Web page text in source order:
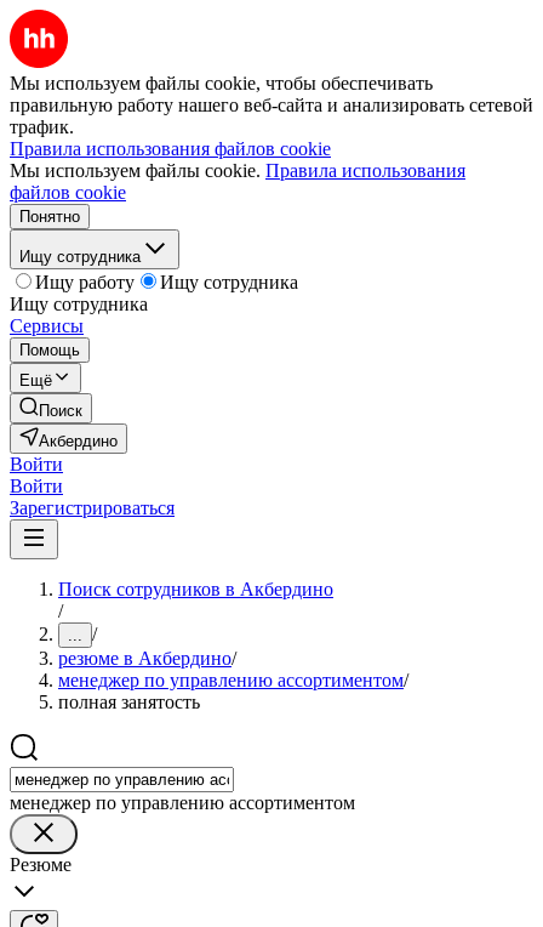
Мы используем файлы cookie, чтобы обеспечивать
правильную работу нашего веб-сайта и анализировать сетевой
трафик.
Правила использования файлов cookie
Мы используем файлы cookie. Правила использования
файлов cookie
Понятно
Ищу сотрудника
Ищу работу
Ищу сотрудника
Ищу сотрудника
Сервисы
Помощь
Ещё
Поиск
Акбердино
Войти
Войти
Зарегистрироваться
Поиск сотрудников в Акбердино
/
... /
резюме в Акбердино/
менеджер по управлению ассортиментом/
полная занятость
менеджер по управлению ассортиментом
Резюме